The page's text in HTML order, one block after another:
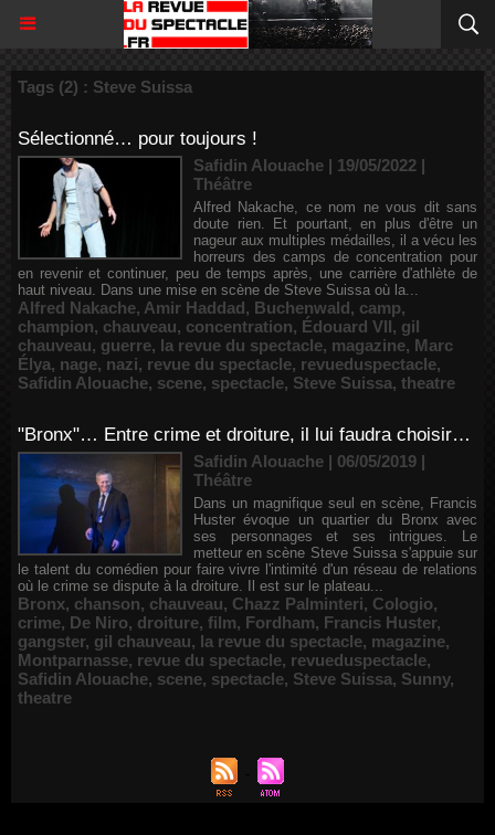
Tags (2) : Steve Suissa
Sélectionné… pour toujours !
Safidin Alouache | 19/05/2022 |
Théâtre
Alfred Nakache, ce nom ne vous dit sans
doute rien. Et pourtant, en plus d'être un
nageur aux multiples médailles, il a vécu les
horreurs des camps de concentration pour
en revenir et continuer, peu de temps après, une carrière d'athlète de
haut niveau. Dans une mise en scène de Steve Suissa où la...
Alfred Nakache, Amir Haddad, Buchenwald, camp,
champion, chauveau, concentration, Édouard VII, gil
chauveau, guerre, la revue du spectacle, magazine, Marc
Élya, nage, nazi, revue du spectacle, revueduspectacle,
Safidin Alouache, scene, spectacle, Steve Suissa, theatre
"Bronx"… Entre crime et droiture, il lui faudra choisir…
Safidin Alouache | 06/05/2019 |
Théâtre
Dans un magnifique seul en scène, Francis
Huster évoque un quartier du Bronx avec
ses personnages et ses intrigues. Le
metteur en scène Steve Suissa s'appuie sur
le talent du comédien pour faire vivre l'intimité d'un réseau de relations
où le crime se dispute à la droiture. Il est sur le plateau...
Bronx, chanson, chauveau, Chazz Palminteri, Cologio,
crime, De Niro, droiture, film, Fordham, Francis Huster,
gangster, gil chauveau, la revue du spectacle, magazine,
Montparnasse, revue du spectacle, revueduspectacle,
Safidin Alouache, scene, spectacle, Steve Suissa, Sunny,
theatre